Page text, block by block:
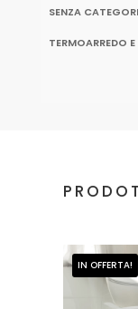
SENZA
TERMOARREDO
IN OFFERTA!